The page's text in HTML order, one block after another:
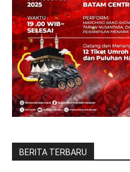
BERITA TERBARU